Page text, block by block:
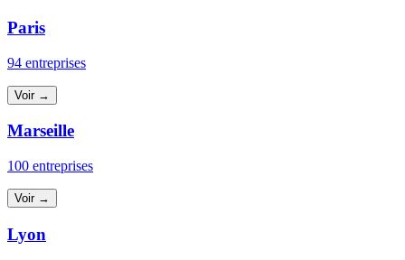
Paris
94 entreprises
Voir →
Marseille
100 entreprises
Voir →
Lyon